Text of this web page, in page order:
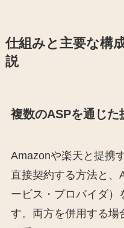
仕組みと主要な構
説
複数のASPを通じた
Amazonや楽天と提携
直接契約する方法と、
ービス・プロバイダ）
す。両方を併用する場